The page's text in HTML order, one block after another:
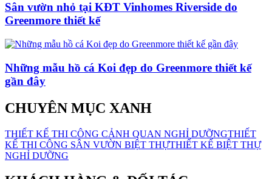
Sân vườn nhỏ tại KĐT Vinhomes Riverside do
Greenmore thiết kế
Những mẫu hồ cá Koi đẹp do Greenmore thiết kế
gần đây
CHUYÊN MỤC XANH
THIẾT KẾ THI CÔNG CẢNH QUAN NGHỈ DƯỠNGTHIẾT
KẾ THI CÔNG SÂN VƯỜN BIỆT THỰTHIẾT KẾ BIỆT THỰ
NGHỈ DƯỠNG